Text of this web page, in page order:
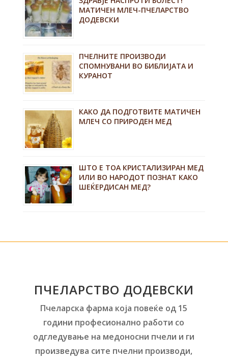
МАТИЧЕН МЛЕЧ-ПЧЕЛАРСТВО
ДОДЕВСКИ
ПЧЕЛНИТЕ ПРОИЗВОДИ
СПОМНУВАНИ ВО БИБЛИЈАТА И
КУРАНОТ
КАКО ДА ПОДГОТВИТЕ МАТИЧЕН
МЛЕЧ СО ПРИРОДЕН МЕД
ШТО Е ТОА КРИСТАЛИЗИРАН МЕД
ИЛИ ВО НАРОДОТ ПОЗНАТ КАКО
ШЕЌЕРДИСАН МЕД?
ПЧЕЛАРСТВО ДОДЕВСКИ
Пчеларска фарма која повеќе од 15
години професионално работи со
одгледување на медоносни пчели и ги
произведува сите пчелни производи,